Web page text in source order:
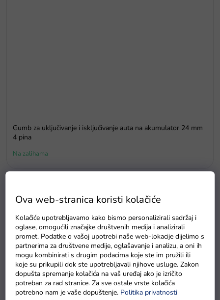
Ova web-stranica koristi kolačiće
Kolačiće upotrebljavamo kako bismo personalizirali sadržaj i
oglase, omogućili značajke društvenih medija i analizirali
promet. Podatke o vašoj upotrebi naše web-lokacije dijelimo s
partnerima za društvene medije, oglašavanje i analizu, a oni ih
mogu kombinirati s drugim podacima koje ste im pružili ili
koje su prikupili dok ste upotrebljavali njihove usluge. Zakon
dopušta spremanje kolačića na vaš uređaj ako je izričito
potreban za rad stranice. Za sve ostale vrste kolačića
potrebno nam je vaše dopuštenje. Politika privatnosti
Gumb za uključivanje i isključivanje auta na akumulator 24 mm
4 pina
Na zalihama
Detaljan opis proizvoda
Dječji električni motociklidealan je za male vozače
početnike. Opremljen je s dva motora, glazbenim panelom
te svjetlosnim efektima. Motociklima funkciju automatske
kočnice koja se aktivira nakon oslobađanja papučice
gasa.Brzina motocikla iznosi 5 km/h, s maksimalnom
nosivošću od 25 kg.